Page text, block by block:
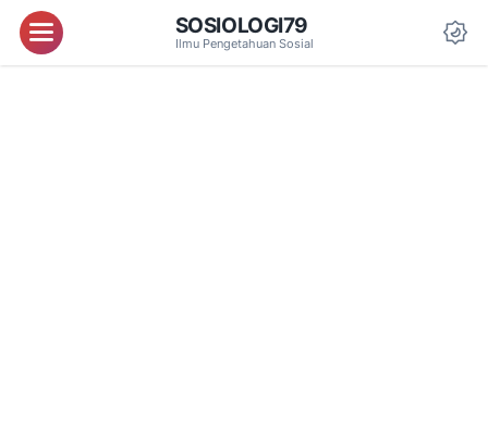
Menu SOSIOLOGI79
Ilmu Pengetahuan Sosial